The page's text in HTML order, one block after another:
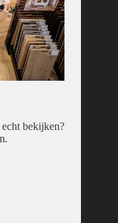
bekijken?